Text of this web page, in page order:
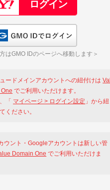
はGMO IDのページへ移動します＞
ードメインアカウントへの紐付けはVal
でご利用いただけます。
「 マイページ > ログイン設定 」から紐
ください。
ウント・Googleアカウントは新しい管
Domain One でご利用いただけま